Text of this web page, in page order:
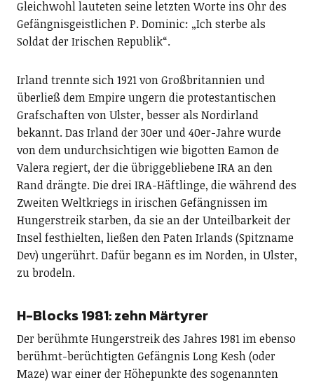
Gleichwohl lauteten seine letzten Worte ins Ohr des
Gefängnisgeistlichen P. Dominic: „Ich sterbe als
Soldat der Irischen Republik“.
Irland trennte sich 1921 von Großbritannien und
überließ dem Empire ungern die protestantischen
Grafschaften von Ulster, besser als Nordirland
bekannt. Das Irland der 30er und 40er-Jahre wurde
von dem undurchsichtigen wie bigotten Eamon de
Valera regiert, der die übriggebliebene IRA an den
Rand drängte. Die drei IRA-Häftlinge, die während des
Zweiten Weltkriegs in irischen Gefängnissen im
Hungerstreik starben, da sie an der Unteilbarkeit der
Insel festhielten, ließen den Paten Irlands (Spitzname
Dev) ungerührt. Dafür begann es im Norden, in Ulster,
zu brodeln.
H-Blocks 1981: zehn Märtyrer
Der berühmte Hungerstreik des Jahres 1981 im ebenso
berühmt-berüchtigten Gefängnis Long Kesh (oder
Maze) war einer der Höhepunkte des sogenannten